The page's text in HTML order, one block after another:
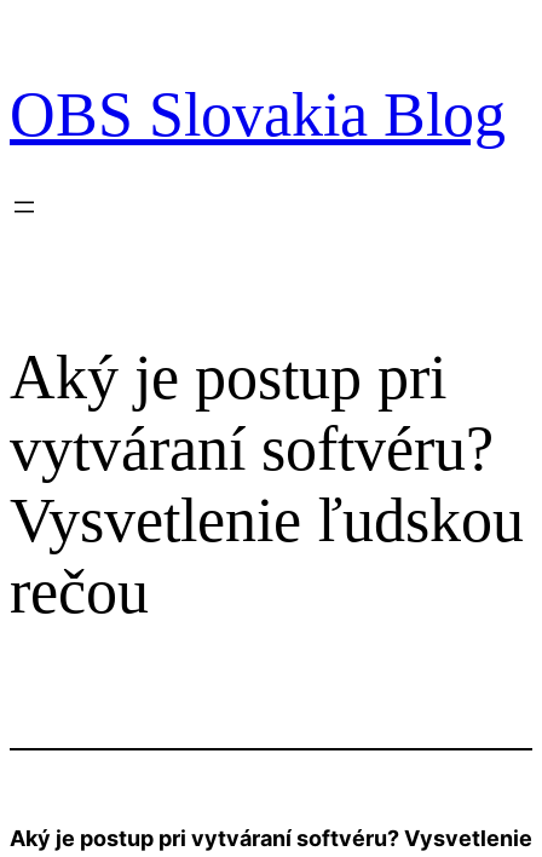
obsah
OBS Slovakia Blog
Aký je postup pri
vytváraní softvéru?
Vysvetlenie ľudskou
rečou
Aký je postup pri vytváraní softvéru? Vysvetlenie